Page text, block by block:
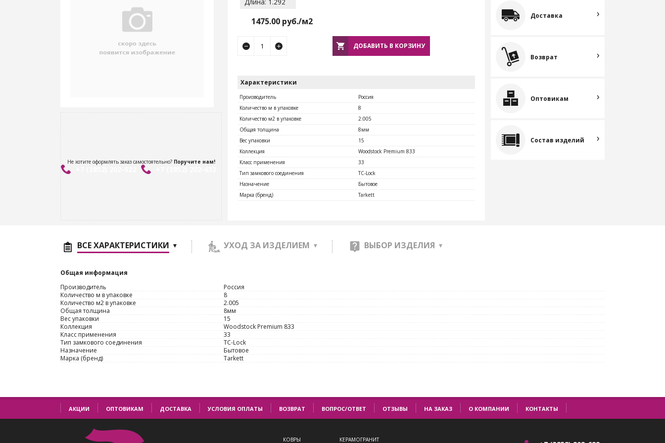
Не хотите оформлять заказ самостоятельно? Поручите нам!
1475.00 руб./м2
ДОБАВИТЬ В КОРЗИНУ
Характеристики
Производитель
Россия
Количество м в упаковке
8
Количество м2 в упаковке
2.005
Общая толщина
8мм
Вес упаковки
15
Коллекция
Woodstock Premium 833
Класс применения
33
Тип замкового соединения
TС-Lock
Назначение
Бытовое
Марка (бренд)
Tarkett
Доставка
Возврат
Оптовикам
Состав изделий
ВСЕ ХАРАКТЕРИСТИКИ УХОД ЗА ИЗДЕЛИЕМ ВЫБОР ИЗДЕЛИЯ
Общая информация
Производитель
Россия
Количество м в упаковке
8
Количество м2 в упаковке
2.005
Общая толщина
8мм
Вес упаковки
15
Коллекция
Woodstock Premium 833
Класс применения
33
Тип замкового соединения
TС-Lock
Назначение
Бытовое
Марка (бренд)
Tarkett
АКЦИИ ОПТОВИКАМ ДОСТАВКА УСЛОВИЯ ОПЛАТЫ ВОЗВРАТ ВОПРОС/ОТВЕТ ОТЗЫВЫ НА ЗАКАЗ О КОМПАНИИ КОНТАКТЫ
КОВРЫ КЕРАМОГРАНИТ